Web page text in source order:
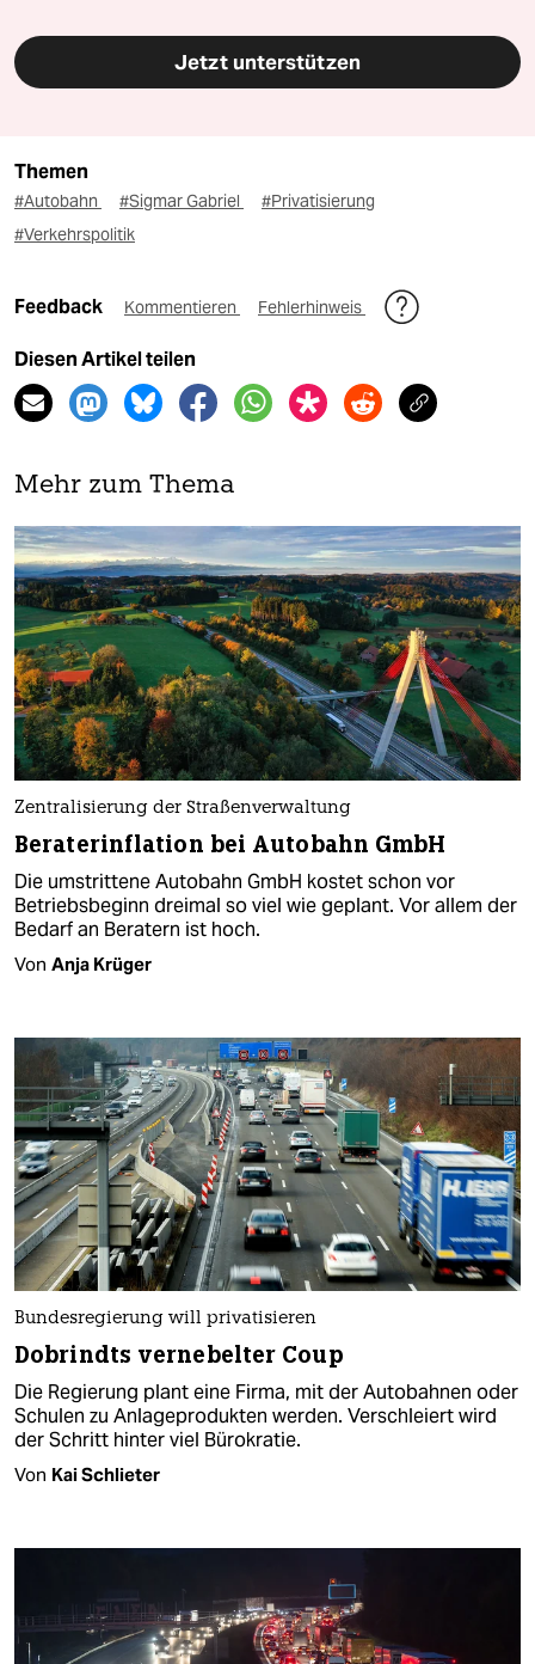
Jetzt unterstützen
Themen
#Autobahn #Sigmar Gabriel
#Privatisierung
#Verkehrspolitik
Feedback Kommentieren Fehlerhinweis
Diesen Artikel teilen
Mehr zum Thema
Zentralisierung der Straßenverwaltung
Beraterinflation bei Autobahn GmbH
Die umstrittene Autobahn GmbH kostet schon vor
Betriebsbeginn dreimal so viel wie geplant. Vor allem der
Bedarf an Beratern ist hoch.
Von Anja Krüger
Bundesregierung will privatisieren
Dobrindts vernebelter Coup
Die Regierung plant eine Firma, mit der Autobahnen oder
Schulen zu Anlageprodukten werden. Verschleiert wird
der Schritt hinter viel Bürokratie.
Von Kai Schlieter